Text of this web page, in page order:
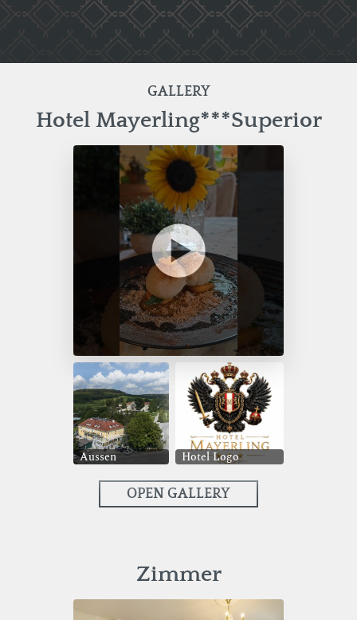
GALLERY
Hotel Mayerling***Superior
Aussen Hotel Logo
OPEN GALLERY
Zimmer